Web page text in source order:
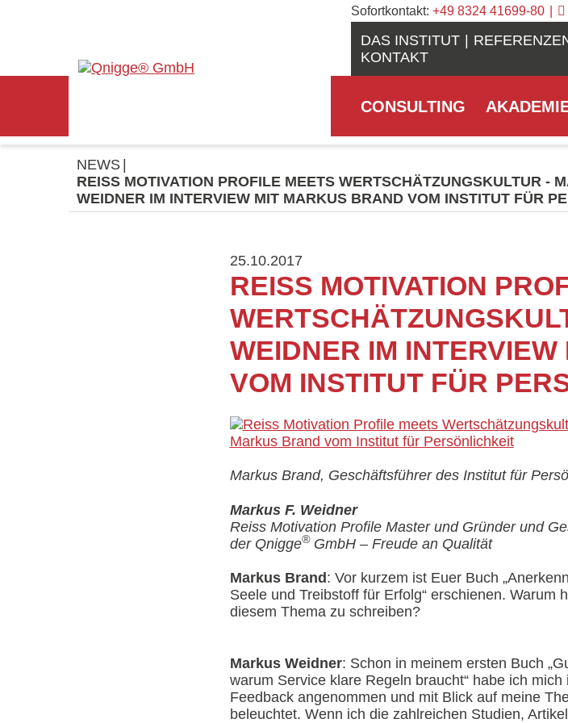
Sofortkontakt: +49 8324 41699-80
DAS INSTITUT
KONTAKT
CONSULTING
NEWS
REISS MOTIVATION PROFILE MEETS WERTSCHÄTZUNGSKULTUR -
WEIDNER IM INTERVIEW MIT MARKUS BRAND VOM INSTITUT FÜR
25.10.2017
REISS MOTIVATION
WEIDNER IM
VOM INSTITUT FÜR
Markus Brand, Geschäftsführer des Institut für
Markus F. Weidner
Reiss Motivation Profile Master und Gründer und
der Qnigge®GmbH – Freude an Qualität
Markus Brand : Vor kurzem ist Euer Buch
Seele und Treibstoff für Erfolg“ erschienen. Warum
diesem Thema zu schreiben?
Markus Weidner: Schon in meinem ersten Buch
warum Service klare Regeln braucht“ habe ich
Feedback angenommen und mit Blick auf meine
beleuchtet. Wenn ich die zahlreichen Studien,